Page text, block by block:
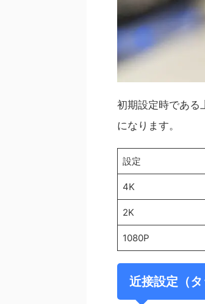
初期設定時である
になります。
設定
4K
2K
1080P
近接設定（タ